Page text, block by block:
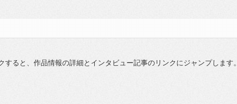
ると、作品情報の詳細とインタビュー記事のリンクにジャンプします。